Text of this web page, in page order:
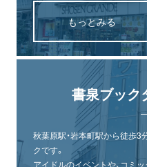
もっとみる
書泉ブック
秋葉原駅・岩本町駅から徒歩3
クです。
アイドルのイベントや、コミ